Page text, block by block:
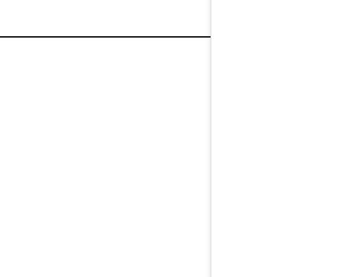
상황을 대비해 꼭 입금후 고객센터 연락바랍니다.